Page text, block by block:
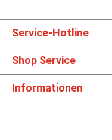
Service-Hotline
Shop Service
Informationen